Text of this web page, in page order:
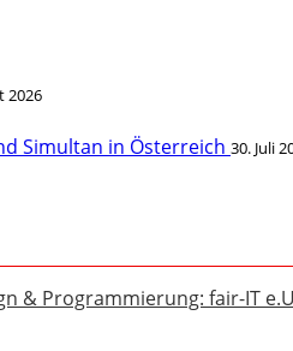
2026
Simultan in Österreich 30. Juli
& Programmierung: fair-IT